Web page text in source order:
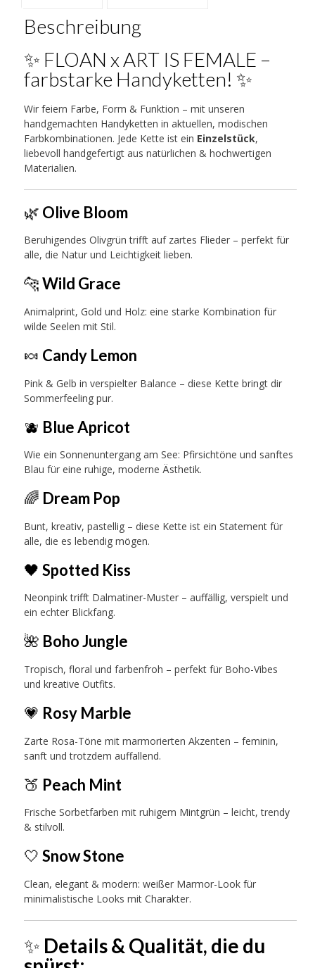
Beschreibung
✨ FLOAN x ART IS FEMALE –
farbstarke Handyketten! ✨
Wir feiern Farbe, Form & Funktion – mit unseren
handgemachten Handyketten in aktuellen, modischen
Farbkombinationen. Jede Kette ist ein Einzelstück,
liebevoll handgefertigt aus natürlichen & hochwertigen
Materialien.
🌿 Olive Bloom
Beruhigendes Olivgrün trifft auf zartes Flieder – perfekt für
alle, die Natur und Leichtigkeit lieben.
🐆Wild Grace
Animalprint, Gold und Holz: eine starke Kombination für
wilde Seelen mit Stil.
🍬 Candy Lemon
Pink & Gelb in verspielter Balance – diese Kette bringt dir
Sommerfeeling pur.
🫐 Blue Apricot
Wie ein Sonnenuntergang am See: Pfirsichtöne und sanftes
Blau für eine ruhige, moderne Ästhetik.
🌈 Dream Pop
Bunt, kreativ, pastellig – diese Kette ist ein Statement für
alle, die es lebendig mögen.
🖤 Spotted Kiss
Neonpink trifft Dalmatiner-Muster – auffällig, verspielt und
ein echter Blickfang.
🌺 Boho Jungle
Tropisch, floral und farbenfroh – perfekt für Boho-Vibes
und kreative Outfits.
💗 Rosy Marble
Zarte Rosa-Töne mit marmorierten Akzenten – feminin,
sanft und trotzdem auffallend.
🍑 Peach Mint
Frische Sorbetfarben mit ruhigem Mintgrün – leicht, trendy
& stilvoll.
🤍 Snow Stone
Clean, elegant & modern: weißer Marmor-Look für
minimalistische Looks mit Charakter.
✨ Details & Qualität, die du